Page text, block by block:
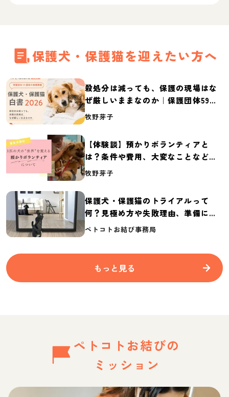
保護犬・保護猫を迎えたい方へ
殺処分は減っても、保護の現場はな
ぜ厳しいままなのか｜保護団体59団
体の実態調査【保護犬・保護猫白書
牧野芽子
【体験談】預かりボランティアと
は？条件や費用、大変なことなど紹
介
牧野芽子
保護犬・保護猫のトライアルって
何？見極め方や失敗理由、準備に必
要なものを紹介
ペトコトお結び事務局
もっと見る
ペトコトお結びの
ミッション